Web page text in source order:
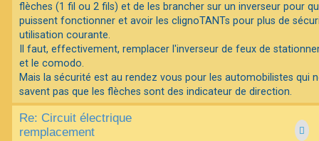
g
e
flèches (1 fil ou 2 fils) et de les brancher sur un inverseur pour
puissent fonctionner et avoir les clignoTANTs pour plus de
utilisation courante.
Il faut, effectivement, remplacer l'inverseur de feux de
et le comodo.
Mais la sécurité est au rendez vous pour les automobilistes qui
savent pas que les flèches sont des indicateur de direction.
Re: Circuit électrique
remplacement